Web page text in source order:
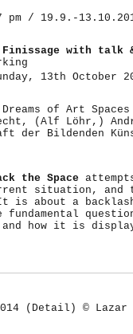
/ 19.9.-
Finissage with talk
13th October
of Art
(Alf Löhr,)
der Bildenden
the Space
situation, and
is about a
fundamental
and how it is
(Detail) © Lazar